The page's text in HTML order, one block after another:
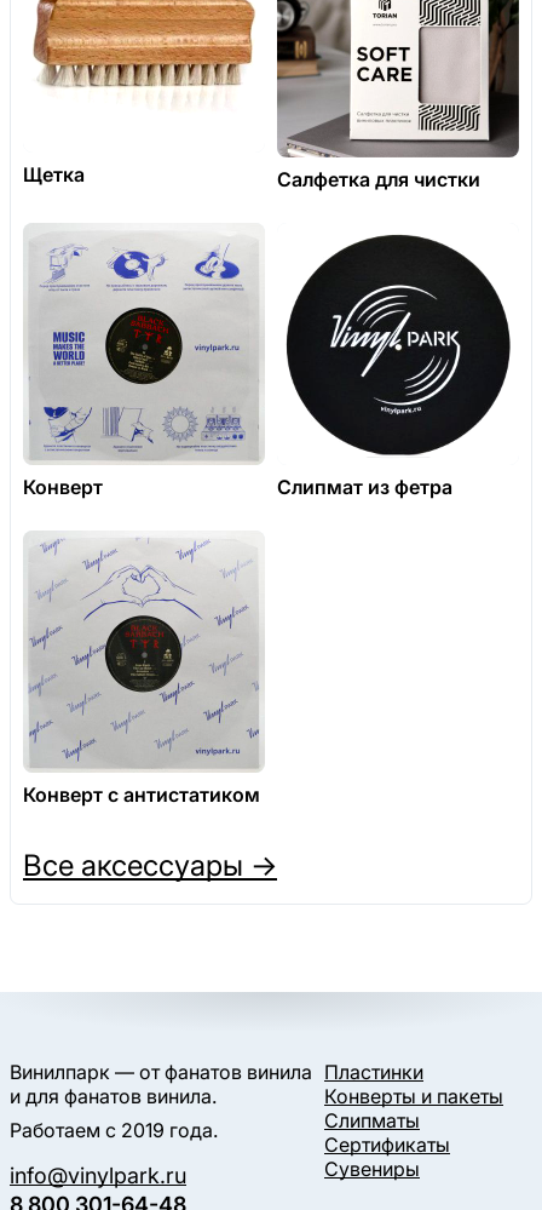
Щетка Салфетка для чистки
Конверт Слипмат из фетра
Конверт с антистатиком
Все аксессуары →
Винилпарк — от фанатов винила
и для фанатов винила.
Работаем с 2019 года.
info@vinylpark.ru
8 800 301-64-48
Пластинки
Конверты и пакеты
Слипматы
Сертификаты
Сувениры